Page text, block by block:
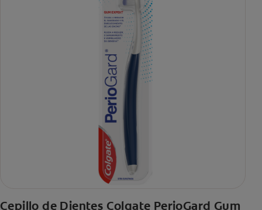
Cepillo de Dientes Colgate PerioGard Gum